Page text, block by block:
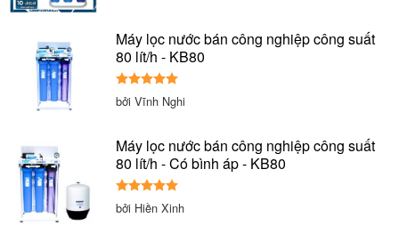
Máy lọc nước bán công nghiệp công suất
80 lít/h - KB80
Được xếp
hạng55
bởi Vĩnh Nghi
Máy lọc nước bán công nghiệp công suất
80 lít/h - Có bình áp - KB80
Được xếp
hạng55
bởi Hiền Xinh